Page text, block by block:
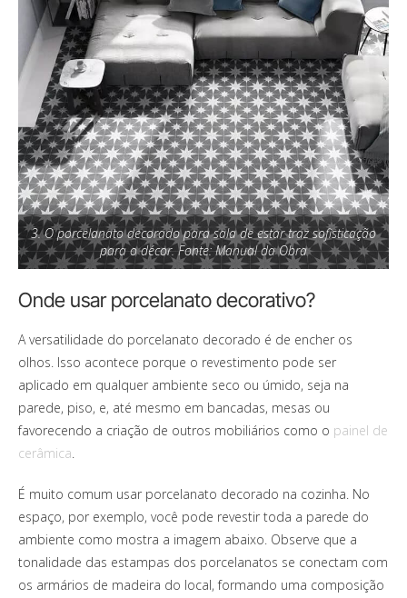
3. O porcelanato decorado para sala de estar traz sofisticação
para o décor. Fonte: Manual da Obra
Onde usar porcelanato decorativo?
A versatilidade do porcelanato decorado é de encher os
olhos. Isso acontece porque o revestimento pode ser
aplicado em qualquer ambiente seco ou úmido, seja na
parede, piso, e, até mesmo em bancadas, mesas ou
favorecendo a criação de outros mobiliários como o painel de
cerâmica.
É muito comum usar porcelanato decorado na cozinha. No
espaço, por exemplo, você pode revestir toda a parede do
ambiente como mostra a imagem abaixo. Observe que a
tonalidade das estampas dos porcelanatos se conectam com
os armários de madeira do local, formando uma composição